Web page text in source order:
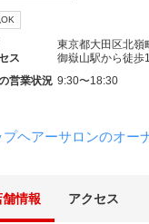
東京都大田区北嶺
ス
御嶽山駅から徒歩
営業状況 9:30〜18:30
プヘアーサロンのオー
舗情報 アクセス